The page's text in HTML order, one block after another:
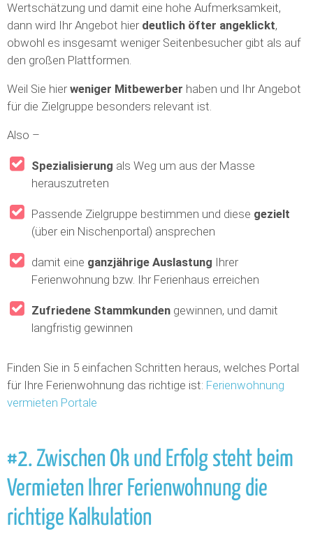
Wertschätzung und damit eine hohe Aufmerksamkeit,
dann wird Ihr Angebot hier deutlich öfter angeklickt,
obwohl es insgesamt weniger Seitenbesucher gibt als auf
den großen Plattformen.
Weil Sie hier weniger Mitbewerber haben und Ihr Angebot
für die Zielgruppe besonders relevant ist.
Also –
Spezialisierung als Weg um aus der Masse
herauszutreten
Passende Zielgruppe bestimmen und diese gezielt
(über ein Nischenportal) ansprechen
damit eine ganzjährige Auslastung Ihrer
Ferienwohnung bzw. Ihr Ferienhaus erreichen
Zufriedene Stammkunden gewinnen, und damit
langfristig gewinnen
Finden Sie in 5 einfachen Schritten heraus, welches Portal
für Ihre Ferienwohnung das richtige ist: Ferienwohnung
vermieten Portale
#2. Zwischen Ok und Erfolg steht beim
Vermieten Ihrer Ferienwohnung die
richtige Kalkulation